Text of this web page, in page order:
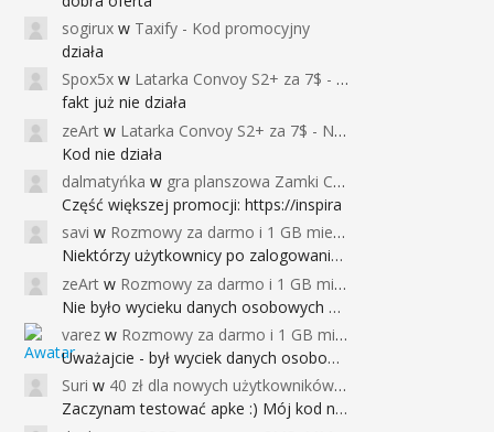
sogirux w Taxify - Kod promocyjny
działa
Spox5x w Latarka Convoy S2+ za 7$ - Najniższa cena od 2017r
fakt już nie działa
zeArt w Latarka Convoy S2+ za 7$ - Najniższa cena od 2017r
Kod nie działa
dalmatyńka w gra planszowa Zamki Caladale za 39zł
Część większej promocji: https://inspira
savi w Rozmowy za darmo i 1 GB miesięcznie
Niektórzy użytkownicy po zalogowaniu do
zeArt w Rozmowy za darmo i 1 GB miesięcznie
Nie było wycieku danych osobowych a nieo
varez w Rozmowy za darmo i 1 GB miesięcznie
Uważajcie - był wyciek danych osobowych
Suri w 40 zł dla nowych użytkowników Google Pay (dawniej Android Pay)
Zaczynam testować apke :) Mój kod na 40